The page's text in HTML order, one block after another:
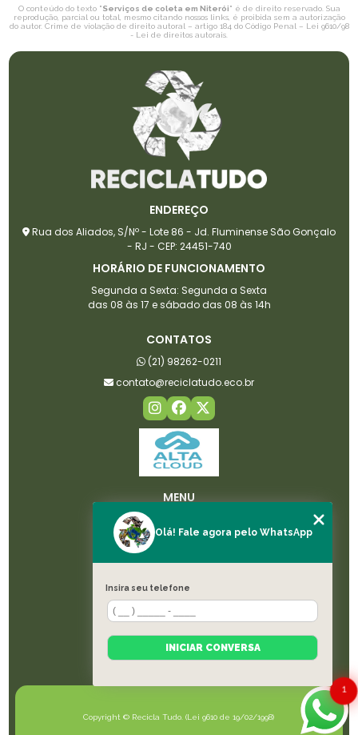
O conteúdo do texto "Serviços de coleta em Niterói" é de direito reservado. Sua
reprodução, parcial ou total, mesmo citando nossos links, é proibida sem a autorização
do autor. Crime de violação de direito autoral – artigo 184 do Código Penal – Lei 9610/98
- Lei de direitos autorais.
ENDEREÇO
Rua dos Aliados, S/Nº - Lote 86 - Jd. Fluminense São Gonçalo
- RJ - CEP: 24451-740
HORÁRIO DE FUNCIONAMENTO
Segunda a Sexta: Segunda a Sexta
das 08 às 17 e sábado das 08 às 14h
CONTATOS
(21) 98262-0211
contato@reciclatudo.eco.br
MENU
LICENÇAS
SERVIÇOS
BLOG
CONTATO
CATEGORIAS
Copyright © Recicla Tudo. (Lei 9610 de 19/02/1998)
1
Olá! Fale agora pelo WhatsApp
Insira seu telefone
INICIAR CONVERSA